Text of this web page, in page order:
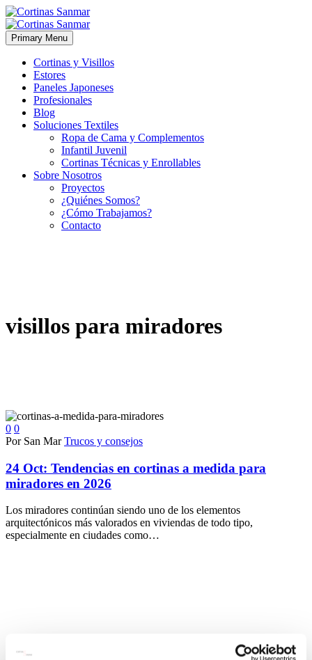
Primary Menu
Cortinas y Visillos
Estores
Paneles Japoneses
Profesionales
Blog
Soluciones Textiles
Ropa de Cama y Complementos
Infantil Juvenil
Cortinas Técnicas y Enrollables
Sobre Nosotros
Proyectos
¿Quiénes Somos?
¿Cómo Trabajamos?
Contacto
visillos para miradores
0 0
Por San Mar Trucos y consejos
24 Oct: Tendencias en cortinas a medida para
miradores en 2026
Los miradores continúan siendo uno de los elementos
arquitectónicos más valorados en viviendas de todo tipo,
especialmente en ciudades como…